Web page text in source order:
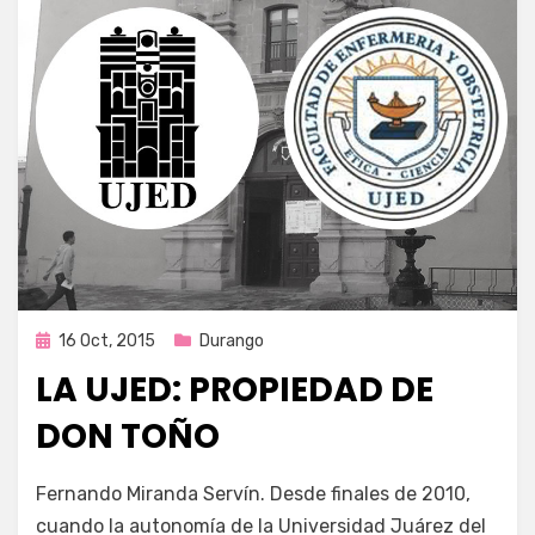
Publicada
16 Oct, 2015 Durango
LA UJED: PROPIEDAD DE
DON TOÑO
Enrique
Fernando Miranda Servín. Desde finales de 2010,
cuando la autonomía de la Universidad Juárez del